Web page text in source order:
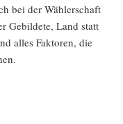
bei der Wäh­ler­schaft
Gebil­de­te, Land statt
alles Fak­to­ren, die